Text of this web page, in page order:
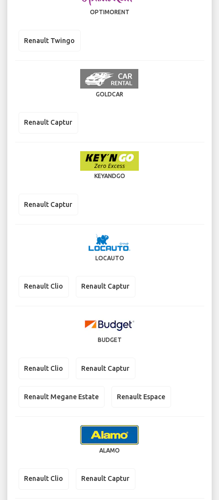
OPTIMORENT
Renault Twingo
GOLDCAR
Renault Captur
KEYANDGO
Renault Captur
LOCAUTO
Renault Clio Renault Captur
BUDGET
Renault Clio Renault Captur
Renault Megane Estate Renault Espace
ALAMO
Renault Clio Renault Captur